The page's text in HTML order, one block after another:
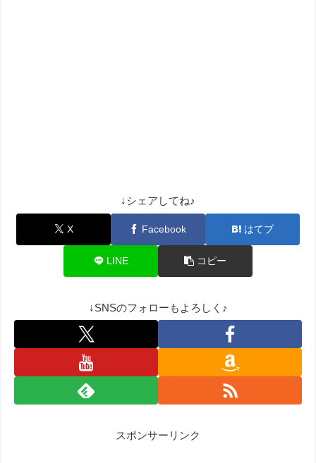
↓シェアしてね♪
X Facebook はてブ
LINE コピー
↓SNSのフォローもよろしく♪
スポンサーリンク